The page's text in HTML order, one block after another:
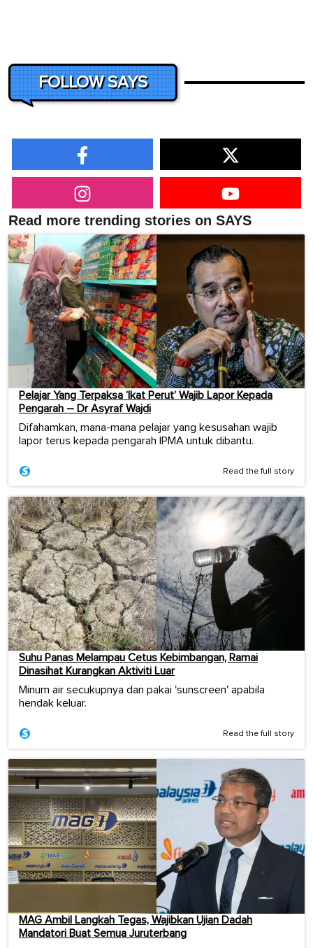
FOLLOW SAYS
Read more trending stories on SAYS
Pelajar Yang Terpaksa ‘Ikat Perut’ Wajib Lapor Kepada
Pengarah – Dr Asyraf Wajdi
Difahamkan, mana-mana pelajar yang kesusahan wajib
lapor terus kepada pengarah IPMA untuk dibantu.
Read the full story
Suhu Panas Melampau Cetus Kebimbangan, Ramai
Dinasihat Kurangkan Aktiviti Luar
Minum air secukupnya dan pakai 'sunscreen' apabila
hendak keluar.
Read the full story
MAG Ambil Langkah Tegas, Wajibkan Ujian Dadah
Mandatori Buat Semua Juruterbang